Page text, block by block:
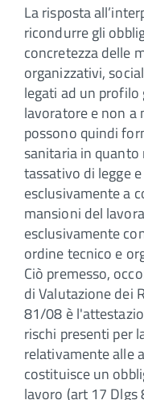
La risposta
ricondurre gli
concretezza delle
organizzativi,
legati ad un profilo
lavoratore e non a
possono quindi
sanitaria in quanto
tassativo di legge
esclusivamente a
mansioni del
esclusivamente
ordine tecnico e
Ciò premesso,
di Valutazione dei
81/08 è
rischi presenti per
relativamente alle
costituisce un
lavoro (art 17 Dlgs